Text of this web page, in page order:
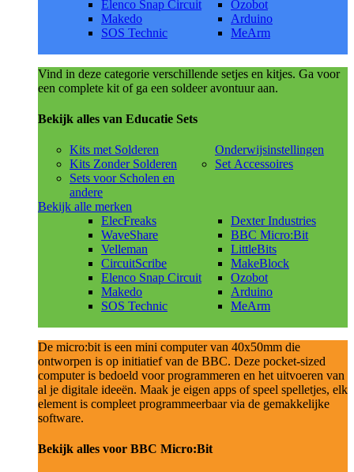
Elenco Snap Circuit
Makedo
SOS Technic
Ozobot
Arduino
MeArm
Vind in deze categorie verschillende setjes en kitjes. Ga voor
een complete kit of ga een soldeer avontuur aan.
Bekijk alles van Educatie Sets
Kits met Solderen
Kits Zonder Solderen
Sets voor Scholen en
andere
Onderwijsinstellingen
Set Accessoires
Bekijk alle merken
ElecFreaks
WaveShare
Velleman
CircuitScribe
Elenco Snap Circuit
Makedo
SOS Technic
Dexter Industries
BBC Micro:Bit
LittleBits
MakeBlock
Ozobot
Arduino
MeArm
De micro:bit is een mini computer van 40x50mm die
ontworpen is op initiatief van de BBC. Deze pocket-sized
computer is bedoeld voor programmeren en het uitvoeren van
al je digitale ideeën. Maak je eigen apps of speel spelletjes, elk
element is compleet programmeerbaar via de gemakkelijke
software.
Bekijk alles voor BBC Micro:Bit